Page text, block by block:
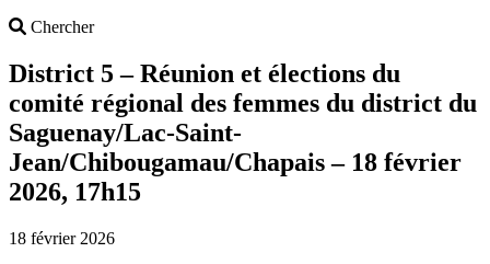
ChercherSearch
District 5 – Réunion et élections du
comité régional des femmes du district du
Saguenay/Lac-Saint-
Jean/Chibougamau/Chapais – 18 février
2026, 17h15
18 février 2026